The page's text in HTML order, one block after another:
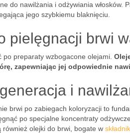
do nawilżania i odżywiania włosków.
jego szybkiemu blaknięciu.
pielęgnacji brwi
preparaty wzbogacone olejami.
zapewniając jej odpowiednie
i
brwi po zabiegach koloryzacji to
po specjalne koncentraty
również olejki do brwi, bogate w